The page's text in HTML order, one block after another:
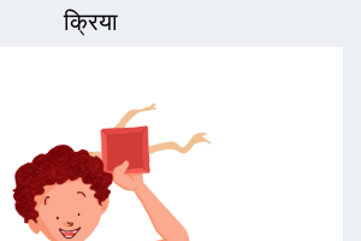
क्रिया